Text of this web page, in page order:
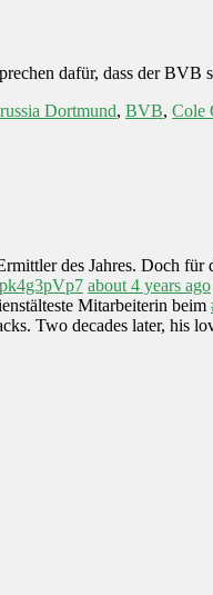
dafür, dass der
Dortmund, BVB, Cole
des Jahres. Doch
about 4 years ago
Mitarbeiterin beim
Two decades later, his